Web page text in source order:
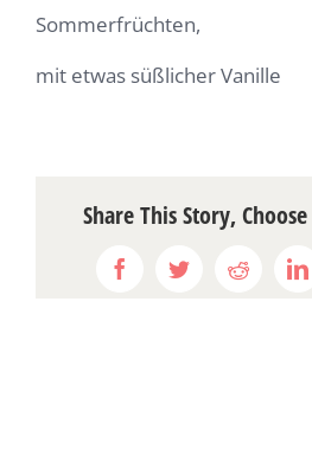
Sommerfrüchten,
mit etwas süßlicher Vanille
Share This Story,
FacebookTwitterReddit